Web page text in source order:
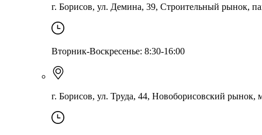
г. Борисов, ул. Демина, 39, Строительный рынок,
Вторник-Воскресенье: 8:30-16:00
г. Борисов, ул. Труда, 44, Новоборисовский рынок,